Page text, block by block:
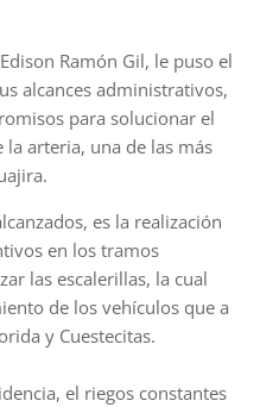
Ramón Gil, le puso el
alcances administrativos,
para solucionar el
arteria, una de las más
es la realización
en los tramos
las escalerillas, la cual
de los vehículos que a
y Cuestecitas.
el riegos constantes